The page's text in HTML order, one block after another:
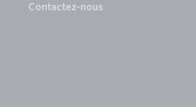
Contactez-nous